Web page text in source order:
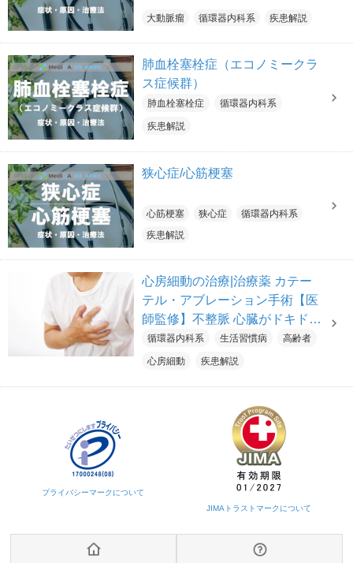
大動脈瘤 循環器内科系 疾患解説
肺血栓塞栓症（エコノミークラ
ス症候群）
肺血栓塞栓症 循環器内科系
疾患解説
狭心症/心筋梗塞
心筋梗塞 狭心症
循環器内科系
疾患解説
心房細動の治療|治療薬 カテー
テル・アブレーション手術【医
師監修】不整脈 心臓がドキドキ
めまいの症状 … 心不全や脳梗
塞のリスクも
循環器内科系 生活習慣病 高齢者
心房細動 疾患解説